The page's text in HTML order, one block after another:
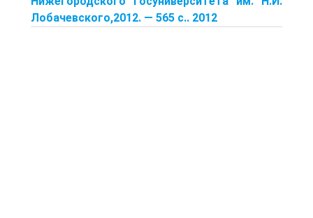
Лобачевского,2012. — 565 с.. 2012